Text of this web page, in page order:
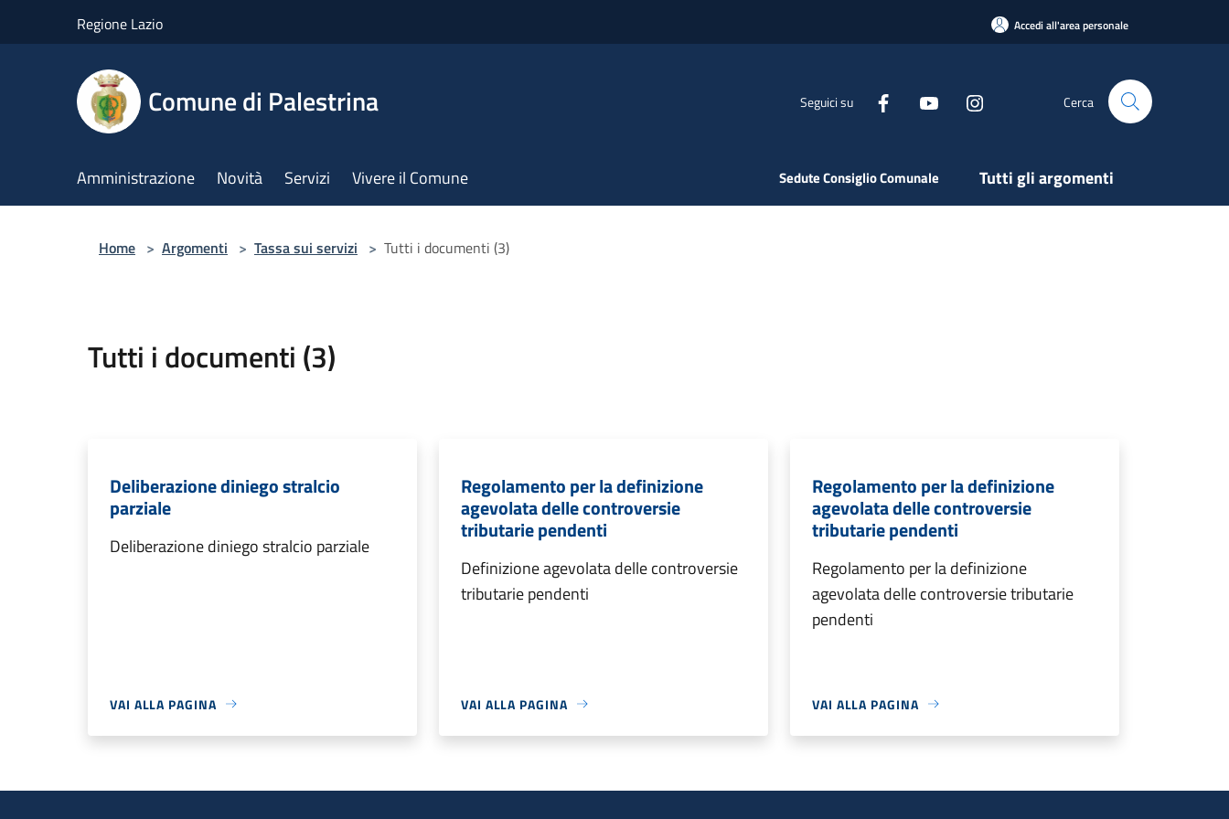
Regione Lazio Accedi all'area personale
Comune di Palestrina Seguici su Cerca
Amministrazione Novità Servizi Vivere il Comune Sedute Consiglio Comunale Tutti gli argomenti
Home > Argomenti > Tassa sui servizi > Tutti i documenti (3)
Tutti i documenti (3)
Deliberazione diniego stralcio
parziale
Deliberazione diniego stralcio parziale
VAI ALLA PAGINA
Regolamento per la definizione
agevolata delle controversie
tributarie pendenti
Definizione agevolata delle controversie
tributarie pendenti
VAI ALLA PAGINA
Regolamento per la definizione
agevolata delle controversie
tributarie pendenti
Regolamento per la definizione
agevolata delle controversie tributarie
pendenti
VAI ALLA PAGINA